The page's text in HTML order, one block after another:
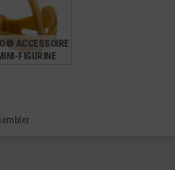
ACCESSOIRE
FIGURINE